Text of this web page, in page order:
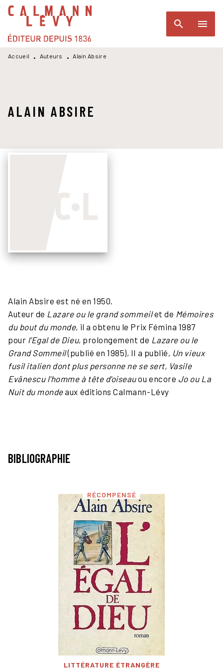
MENU RECHERCHE
PIED DE PAGE
search menu
Accueil • Auteurs • Alain Absire
ALAIN ABSIRE
Alain Absire est né en 1950.
Auteur de Lazare ou le grand sommeilet de Mémoires
du bout du monde, il a obtenu le Prix Fémina 1987
pour l'Egal de Dieu, prolongement de Lazare ou le
Grand Sommeil(publié en 1985), Il a publié, Un vieux
fusil italien dont plus personne ne se sert, Vasile
Evãnescu l'homme à tête d'oiseauou encore Jo ou La
Nuit du mondeaux éditions Calmann-Lévy
BIBLIOGRAPHIE
RÉCOMPENSÉ
LITTÉRATURE ÉTRANGÈRE